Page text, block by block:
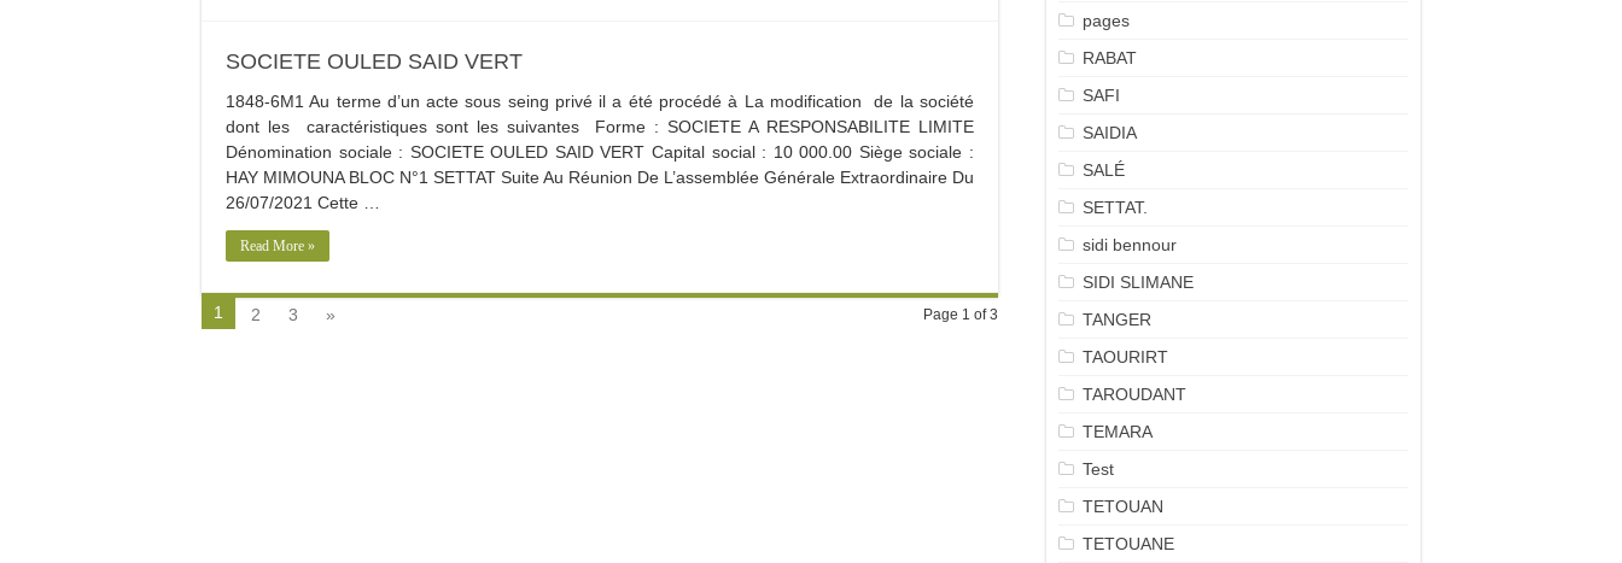
SOCIETE OULED SAID VERT
1848-6M1 Au terme d’un acte sous seing privé il a été procédé à La modification de la société
dont les caractéristiques sont les suivantes Forme : SOCIETE A RESPONSABILITE LIMITE
Dénomination sociale : SOCIETE OULED SAID VERT Capital social : 10 000.00 Siège sociale :
HAY MIMOUNA BLOC N°1 SETTAT Suite Au Réunion De L’assemblée Générale Extraordinaire Du
26/07/2021 Cette …
Read More »
Page 1 of 3
1 2 3 »
pages
RABAT
SAFI
SAIDIA
SALÉ
SETTAT.
sidi bennour
SIDI SLIMANE
TANGER
TAOURIRT
TAROUDANT
TEMARA
Test
TETOUAN
TETOUANE